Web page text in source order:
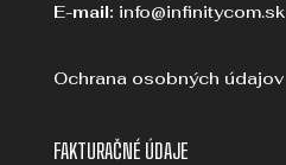
E-mail: info@infinitycom.sk
Ochrana osobných údajov
FAKTURAČNÉ ÚDAJE